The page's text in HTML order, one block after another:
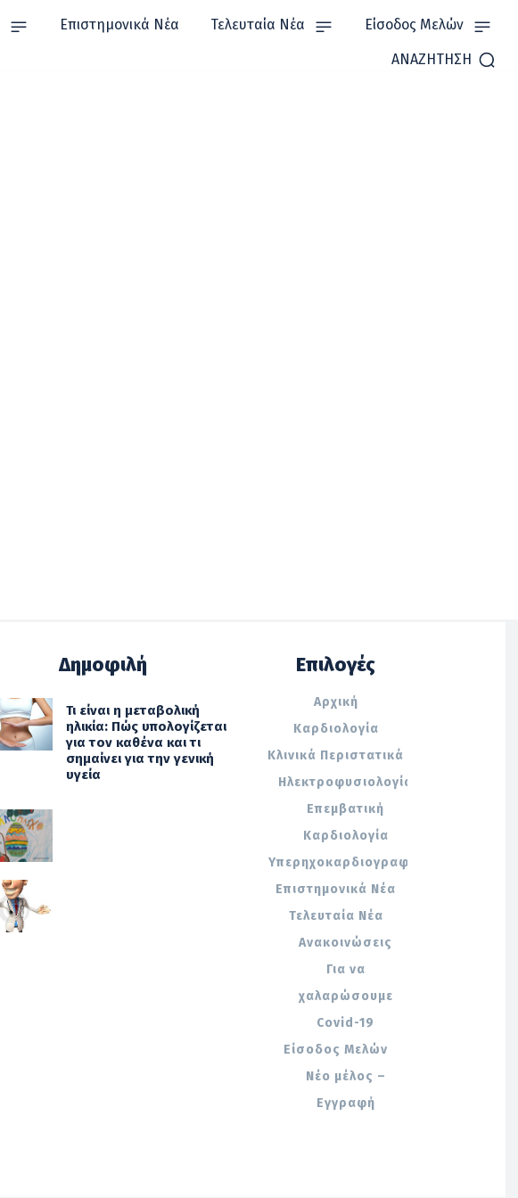
Επιστημονικά Νέα Τελευταία Νέα Είσοδος Μελών
ΑΝΑΖΗΤΗΣΗ
Δημοφιλή
Τι είναι η μεταβολική
ηλικία: Πώς υπολογίζεται
για τον καθένα και τι
σημαίνει για την γενική
υγεία
Επιλογές
Αρχική
Καρδιολογία
Κλινικά Περιστατικά
Ηλεκτροφυσιολογία
Επεμβατική
Καρδιολογία
Υπερηχοκαρδιογραφία
Επιστημονικά Νέα
Τελευταία Νέα
Ανακοινώσεις
Για να
χαλαρώσουμε
Covid-19
Είσοδος Μελών
Νέο μέλος –
Εγγραφή